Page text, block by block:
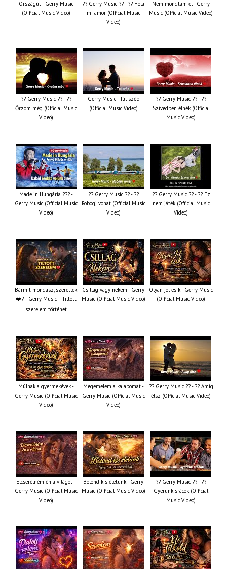
Országút - Gerry Music
(Official Music Video)
?? Gerry Music ?? - ?? Hola
mi amor (Official Music
Video)
Nem mondtam el - Gerry
Music (Official Music Video)
?? Gerry Music ?? - ??
Őrzöm még (Official Music
Video)
Gerry Music - Túl szép
(Official Music Video)
?? Gerry Music ?? - ??
Szívedben élnék (Official
Music Video)
Made in Hungária ??? -
Gerry Music (Official Music
Video)
?? Gerry Music ?? - ??
Robogj vonat (Official Music
Video)
?? Gerry Music ?? - ?? Ez
nem játék (Official Music
Video)
Bármit mondasz, szeretlek
❤️‍? | Gerry Music – Tiltott
szerelem történet
Csillag vagy nekem - Gerry
Music (Official Music Video)
Olyan jól esik - Gerry Music
(Official Music Video)
Múlnak a gyermekévek -
Gerry Music (Official Music
Video)
Megemelem a kalapomat -
Gerry Music (Official Music
Video)
?? Gerry Music ?? - ?? Amíg
élsz (Official Music Video)
Elcserélném én a világot -
Gerry Music (Official Music
Video)
Bolond kis életünk - Gerry
Music (Official Music Video)
?? Gerry Music ?? - ??
Gyerünk srácok (Official
Music Video)